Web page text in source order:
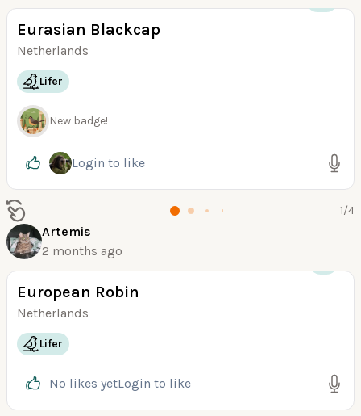
Eurasian Blackcap
Netherlands
Lifer
New badge!
Login to like
1/4
Artemis
2 months ago
European Robin
Netherlands
Lifer
No likes yetLogin to like